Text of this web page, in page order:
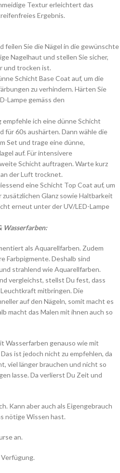
Textur erleichtert das
Ergebnis.
feilen Sie die Nägel in die gewünschte
Nagelhaut und stellen Sie sicher,
und trocken ist.
Schicht Base Coat auf, um die
zu verhindern. Härten Sie
Lampe gemäss den
ich eine dünne Schicht
für 60s aushärten. Dann wähle die
Set und trage eine dünne,
auf. Für intensivere
Schicht auftragen. Warte kurz
der Luft trocknet.
eine Schicht Top Coat auf, um
Glanz sowie Haltbarkeit
erneut unter der UV/LED-Lampe
Wasserfarben:
als Aquarellfarben. Zudem
Farbpigmente. Deshalb sind
strahlend wie Aquarellfarben.
vergleichst, stellst Du fest, dass
mitbringen. Die
auf den Nägeln, somit macht es
macht das Malen mit ihnen auch so
Wasserfarben genauso wie mit
ist jedoch nicht zu empfehlen, da
viel länger brauchen und nicht so
lasse. Da verlierst Du Zeit und
Kann aber auch als Eigengebrauch
nötige Wissen hast.
an.